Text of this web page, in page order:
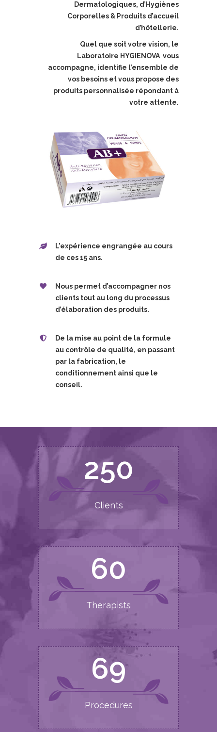
Dermatologiques, d’Hygiènes
Corporelles & Produits d’accueil
d’hôtellerie.
Quel que soit votre vision, le
Laboratoire HYGIENOVA vous
accompagne, identifie l’ensemble de
vos besoins et vous propose des
produits personnalisée répondant à
votre attente.
L’expérience engrangée au cours
de ces 15 ans.
Nous permet d’accompagner nos
clients tout au long du processus
d’élaboration des produits.
De la mise au point de la formule
au contrôle de qualité, en passant
par la fabrication, le
conditionnement ainsi que le
conseil.
250
Clients
60
Therapists
75
Procedures